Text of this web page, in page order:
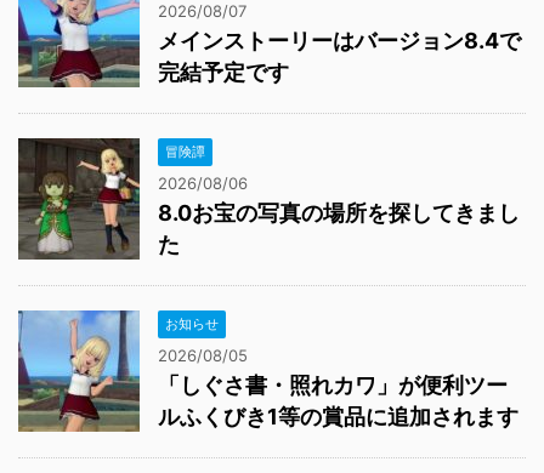
2026/08/07
メインストーリーはバージョン8.4で
完結予定です
冒険譚
2026/08/06
8.0お宝の写真の場所を探してきまし
た
お知らせ
2026/08/05
「しぐさ書・照れカワ」が便利ツー
ルふくびき1等の賞品に追加されます